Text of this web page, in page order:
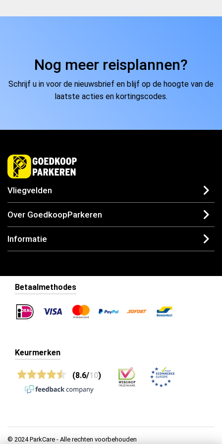
Nog meer reisplannen?
Schrijf u in voor de nieuwsbrief en blijf op de hoogte van de
laatste acties en kortingscodes.
Vliegvelden
Over GoedkoopParkeren
Informatie
Betaalmethodes
Keurmerken
(8.6/10)
© 2024 ParkCare - Alle rechten voorbehouden